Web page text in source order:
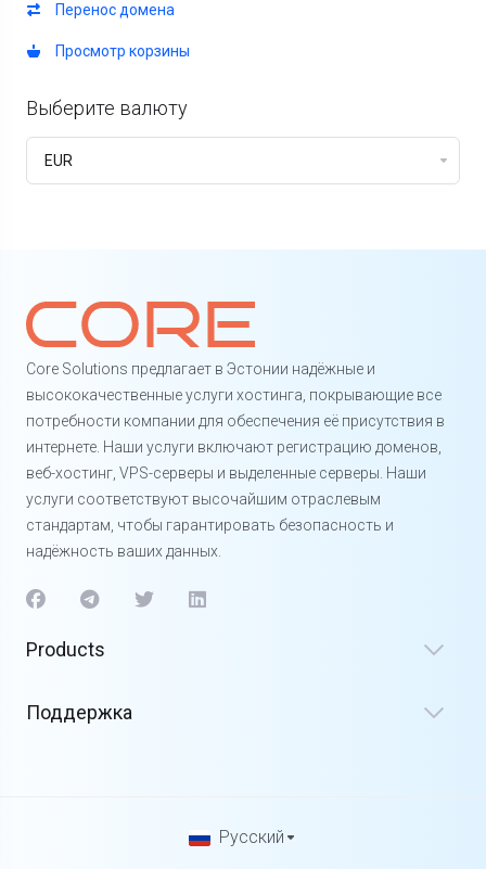
Перенос домена
Просмотр корзины
Выберите валюту
Core Solutions предлагает в Эстонии надёжные и
высококачественные услуги хостинга, покрывающие все
потребности компании для обеспечения её присутствия в
интернете. Наши услуги включают регистрацию доменов,
веб-хостинг, VPS-серверы и выделенные серверы. Наши
услуги соответствуют высочайшим отраслевым
стандартам, чтобы гарантировать безопасность и
надёжность ваших данных.
Products
Поддержка
Русский